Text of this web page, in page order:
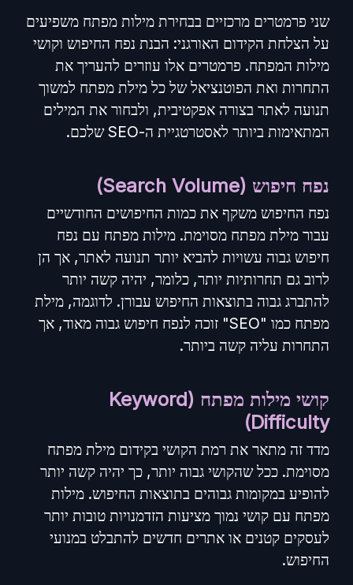
שני פרמטרים מרכזיים בבחירת מילות מפתח משפיעים
על הצלחת הקידום האורגני: הבנת נפח החיפוש וקושי
מילות המפתח. פרמטרים אלו עוזרים להעריך את
התחרות ואת הפוטנציאל של כל מילת מפתח למשוך
תנועה לאתר בצורה אפקטיבית, ולבחור את המילים
המתאימות ביותר לאסטרטגיית ה-SEO שלכם.
נפח חיפוש (Search Volume)
נפח החיפוש משקף את כמות החיפושים החודשיים
עבור מילת מפתח מסוימת. מילות מפתח עם נפח
חיפוש גבוה עשויות להביא יותר תנועה לאתר, אך הן
לרוב גם תחרותיות יותר, כלומר, יהיה קשה יותר
להתברג גבוה בתוצאות החיפוש עבורן. לדוגמה, מילת
מפתח כמו "SEO" זוכה לנפח חיפוש גבוה מאוד, אך
התחרות עליה קשה ביותר.
קושי מילות מפתח (Keyword
Difficulty)
מדד זה מתאר את רמת הקושי בקידום מילת מפתח
מסוימת. ככל שהקושי גבוה יותר, כך יהיה קשה יותר
להופיע במקומות גבוהים בתוצאות החיפוש. מילות
מפתח עם קושי נמוך מציעות הזדמנויות טובות יותר
לעסקים קטנים או אתרים חדשים להתבלט במנועי
החיפוש.